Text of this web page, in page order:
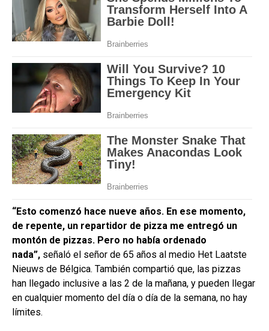
“Esto comenzó hace nueve años. En ese momento,
de repente, un repartidor de pizza me entregó un
montón de pizzas. Pero no había ordenado
nada”, señaló el señor de 65 años al medio Het Laatste
Nieuws de Bélgica. También compartió que, las pizzas
han llegado inclusive a las 2 de la mañana, y pueden llegar
en cualquier momento del día o día de la semana, no hay
límites.